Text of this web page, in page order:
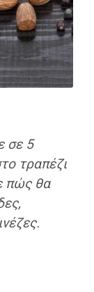
σε 5
τραπέζι
πώς θα